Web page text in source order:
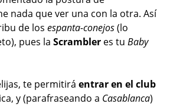
nada que ver una con la otra. Así
de los espanta-conejos(lo
pues la Scrambler es tu Baby
te permitirá entrar en el club
y (parafraseando a Casablanca)